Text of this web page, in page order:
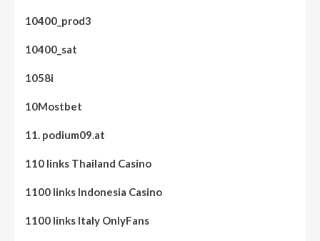
10400_prod3
10400_sat
1058i
10Mostbet
11. podium09.at
110 links Thailand Casino
1100 links Indonesia Casino
1100 links Italy OnlyFans